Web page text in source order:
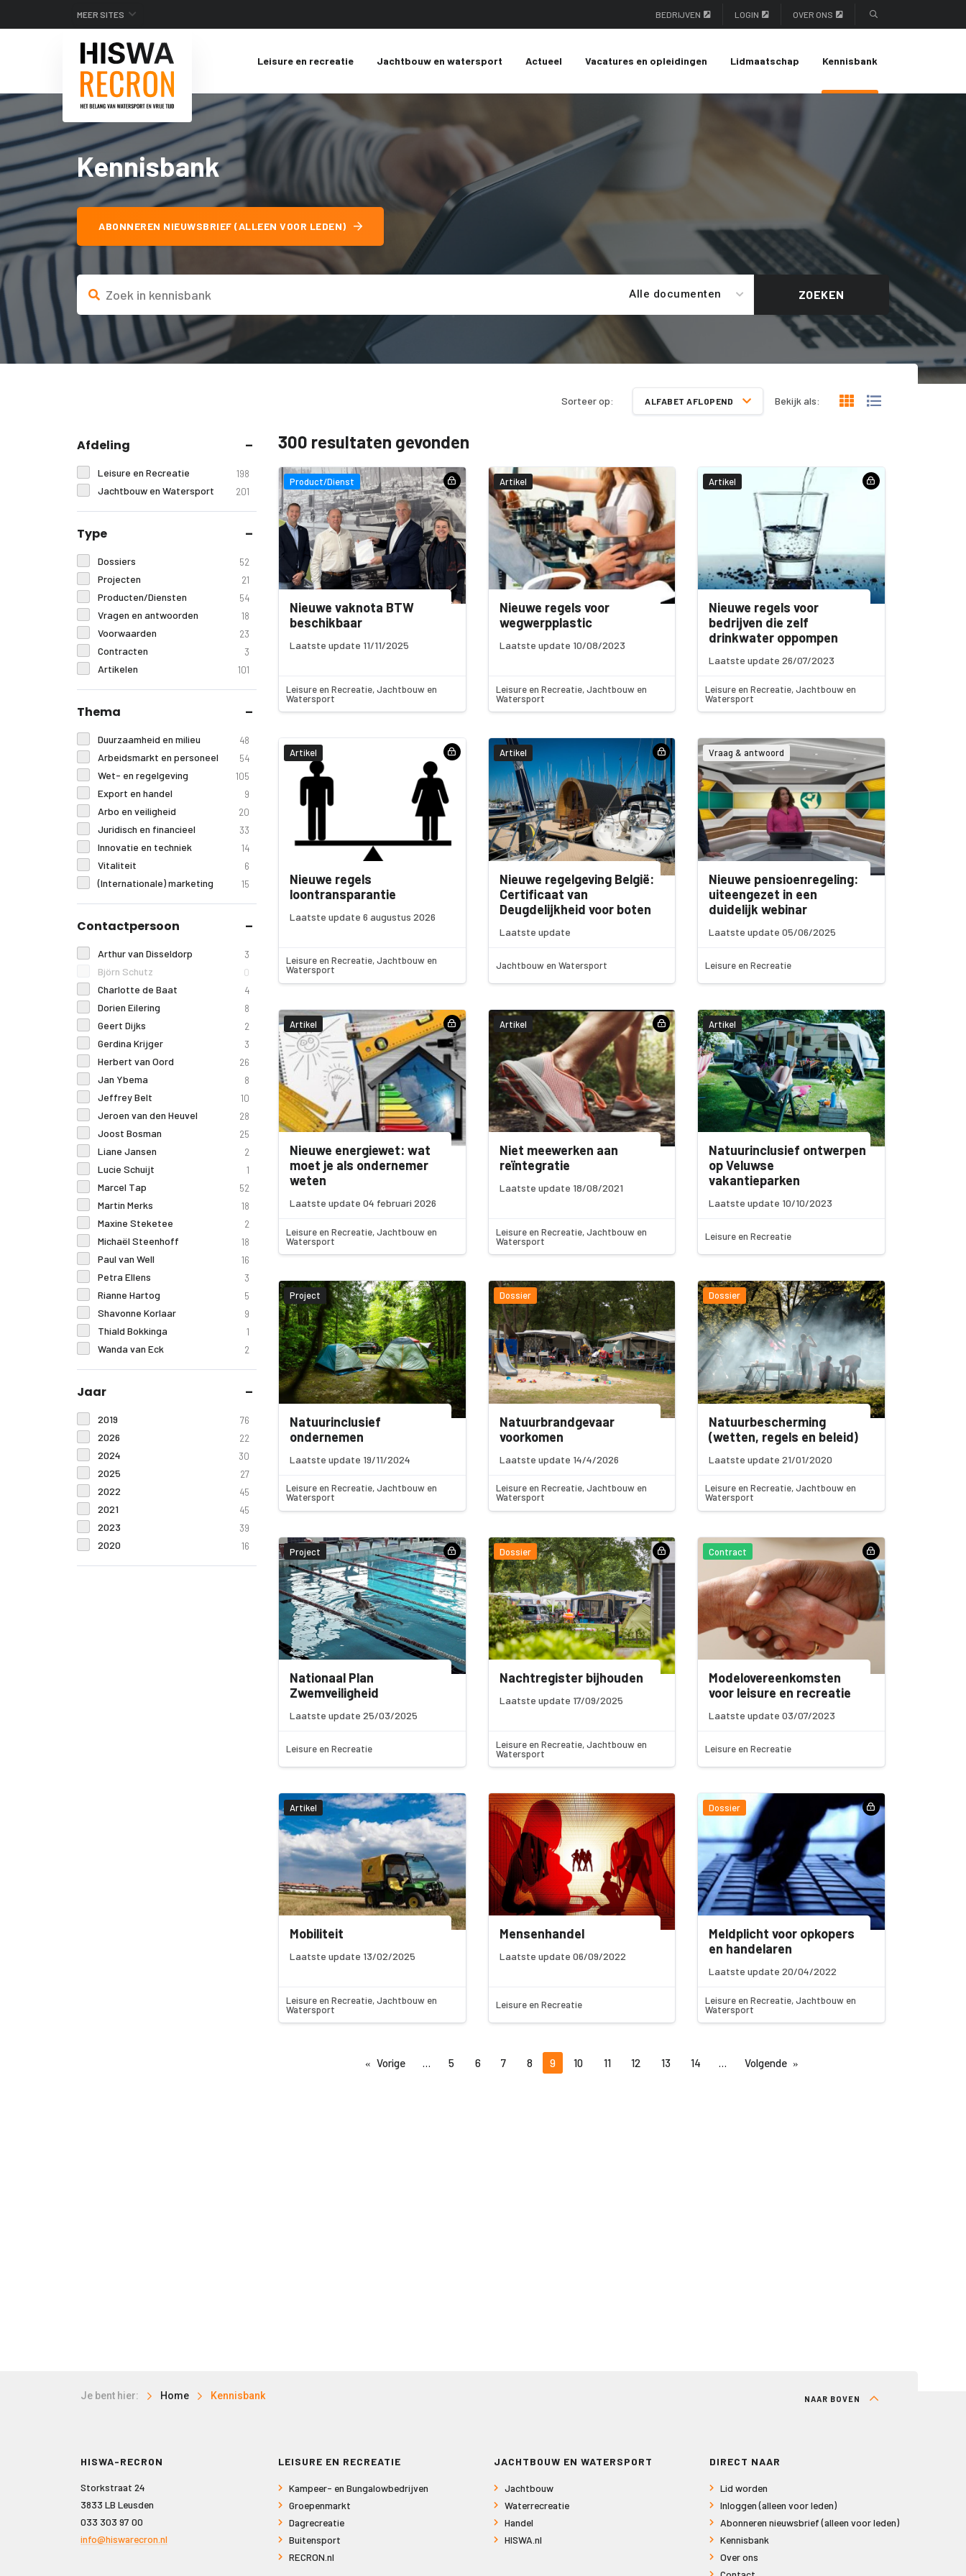
MEER SITES BEDRIJVEN LOGIN OVER ONS
Leisure en recreatie Jachtbouw en watersport Actueel Vacatures en opleidingen Lidmaatschap Kennisbank
Kennisbank
ABONNEREN NIEUWSBRIEF (ALLEEN VOOR LEDEN)
Alle documenten ZOEKEN
Sorteer op: ALFABET AFLOPEND Bekijk als:
Afdeling
Leisure en Recreatie 198
Jachtbouw en Watersport 201
Type
Dossiers 52
Projecten 21
Producten/Diensten 54
Vragen en antwoorden 18
Voorwaarden 23
Contracten 3
Artikelen 101
Thema
Duurzaamheid en milieu 48
Arbeidsmarkt en personeel 54
Wet- en regelgeving 105
Export en handel 9
Arbo en veiligheid 20
Juridisch en financieel 33
Innovatie en techniek 14
Vitaliteit 6
(Internationale) marketing 15
Contactpersoon
Arthur van Disseldorp 3
Björn Schutz 0
Charlotte de Baat 4
Dorien Eilering 8
Geert Dijks 2
Gerdina Krijger 3
Herbert van Oord 26
Jan Ybema 8
Jeffrey Belt 10
Jeroen van den Heuvel 28
Joost Bosman 25
Liane Jansen 2
Lucie Schuijt 1
Marcel Tap 52
Martin Merks 18
Maxine Steketee 2
Michaël Steenhoff 18
Paul van Well 16
Petra Ellens 3
Rianne Hartog 5
Shavonne Korlaar 9
Thiald Bokkinga 1
Wanda van Eck 2
Jaar
2019 76
2026 22
2024 30
2025 27
2022 45
2021 45
2023 39
2020 16
300 resultaten gevonden
Product/Dienst
Nieuwe vaknota BTW
beschikbaar
Laatste update 11/11/2025
Leisure en Recreatie, Jachtbouw en
Watersport
Artikel
Nieuwe regels voor
wegwerpplastic
Laatste update 10/08/2023
Leisure en Recreatie, Jachtbouw en
Watersport
Artikel
Nieuwe regels voor
bedrijven die zelf
drinkwater oppompen
Laatste update 26/07/2023
Leisure en Recreatie, Jachtbouw en
Watersport
Artikel
Nieuwe regels
loontransparantie
Laatste update 6 augustus 2026
Leisure en Recreatie, Jachtbouw en
Watersport
Artikel
Nieuwe regelgeving België:
Certificaat van
Deugdelijkheid voor boten
Laatste update
Jachtbouw en Watersport
Vraag & antwoord
Nieuwe pensioenregeling:
uiteengezet in een
duidelijk webinar
Laatste update 05/06/2025
Leisure en Recreatie
Artikel
Nieuwe energiewet: wat
moet je als ondernemer
weten
Laatste update 04 februari 2026
Leisure en Recreatie, Jachtbouw en
Watersport
Artikel
Niet meewerken aan
reïntegratie
Laatste update 18/08/2021
Leisure en Recreatie, Jachtbouw en
Watersport
Artikel
Natuurinclusief ontwerpen
op Veluwse
vakantieparken
Laatste update 10/10/2023
Leisure en Recreatie
Project
Natuurinclusief
ondernemen
Laatste update 19/11/2024
Leisure en Recreatie, Jachtbouw en
Watersport
Dossier
Natuurbrandgevaar
voorkomen
Laatste update 14/4/2026
Leisure en Recreatie, Jachtbouw en
Watersport
Dossier
Natuurbescherming
(wetten, regels en beleid)
Laatste update 21/01/2020
Leisure en Recreatie, Jachtbouw en
Watersport
Project
Nationaal Plan
Zwemveiligheid
Laatste update 25/03/2025
Leisure en Recreatie
Dossier
Nachtregister bijhouden
Laatste update 17/09/2025
Leisure en Recreatie, Jachtbouw en
Watersport
Contract
Modelovereenkomsten
voor leisure en recreatie
Laatste update 03/07/2023
Leisure en Recreatie
Artikel
Mobiliteit
Laatste update 13/02/2025
Leisure en Recreatie, Jachtbouw en
Watersport
Mensenhandel
Laatste update 06/09/2022
Leisure en Recreatie
Dossier
Meldplicht voor opkopers
en handelaren
Laatste update 20/04/2022
Leisure en Recreatie, Jachtbouw en
Watersport
Vorige 5 6 7 8 9 10 11 12 13 14 Volgende
Je bent hier: Home Kennisbank NAAR BOVEN
HISWA-RECRON
Storkstraat 24
3833 LB Leusden
033 303 97 00
info@hiswarecron.nl
LEISURE EN RECREATIE
Kampeer- en Bungalowbedrijven
Groepenmarkt
Dagrecreatie
Buitensport
RECRON.nl
JACHTBOUW EN WATERSPORT
Jachtbouw
Waterrecreatie
Handel
HISWA.nl
DIRECT NAAR
Lid worden
Inloggen (alleen voor leden)
Abonneren nieuwsbrief (alleen voor leden)
Kennisbank
Over ons